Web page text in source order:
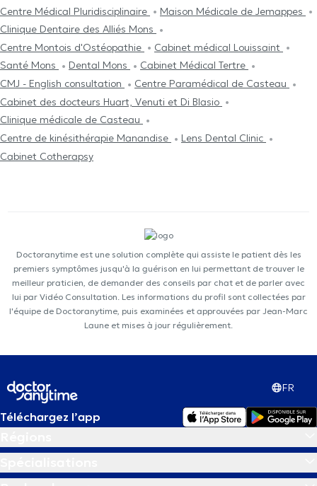
Centre Médical Pluridisciplinaire
Maison Médicale de Jemappes
Clinique Dentaire des Alliés Mons
Centre Μontois d'Ostéopathie
Cabinet médical Louissaint
Santé Mons
Dental Mons
Cabinet Médical Tertre
CMJ - English consultation
Centre Paramédical de Casteau
Cabinet des docteurs Huart, Venuti et Di Blasio
Clinique médicale de Casteau
Centre de kinésithérapie Manandise
Lens Dental Clinic
Cabinet Cotherapsy
Doctoranytime est une solution complète qui assiste le patient dès les
premiers symptômes jusqu'à la guérison en lui permettant de trouver le
meilleur praticien, de demander des conseils par chat et de parler avec
lui par Vidéo Consultation. Les informations du profil sont collectées par
l'équipe de Doctoranytime, puis examinées et approuvées par Jean-Marc
Laune et mises à jour régulièrement.
FR
Téléchargez l’app